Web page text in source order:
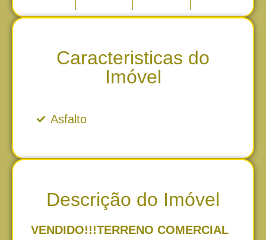
Caracteristicas do
Imóvel
Asfalto
Descrição do Imóvel
VENDIDO!!!TERRENO COMERCIAL